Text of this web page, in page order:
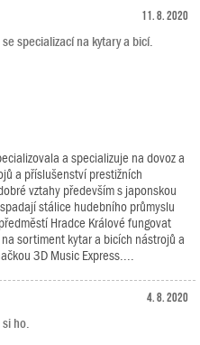
11. 8. 2020
specializací na kytary a bicí.
a specializuje na dovoz a
a příslušenství prestižních
vztahy především s japonskou
stálice hudebního průmyslu
Hradce Králové fungovat
sortiment kytar a bicích nástrojů a
3D Music Express....
4. 8. 2020
ho.